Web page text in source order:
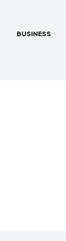
BUSINESS